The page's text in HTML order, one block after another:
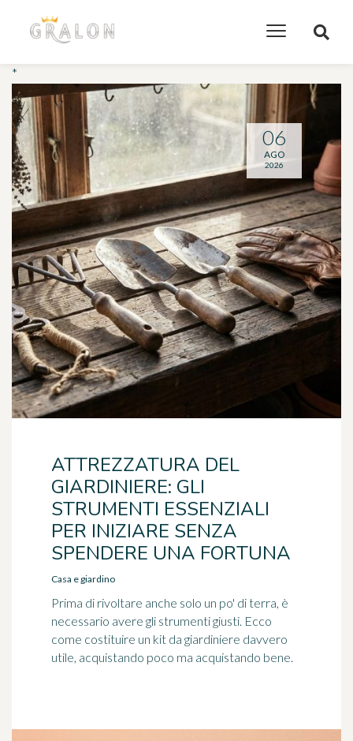
*
ATTREZZATURA DEL
GIARDINIERE: GLI
STRUMENTI ESSENZIALI
PER INIZIARE SENZA
SPENDERE UNA FORTUNA
Casa e giardino
Prima di rivoltare anche solo un po' di terra, è
necessario avere gli strumenti giusti. Ecco
come costituire un kit da giardiniere davvero
utile, acquistando poco ma acquistando bene.
06
AGO
2026